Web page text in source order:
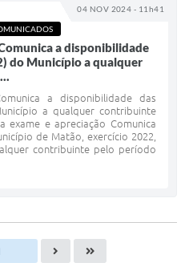
04 NOV 2024 - 11h41
a disponibilidade
do Município a qualquer
a disponibilidade das
a qualquer contribuinte
e apreciação Comunica
de Matão, exercício 2022,
contribuinte pelo período